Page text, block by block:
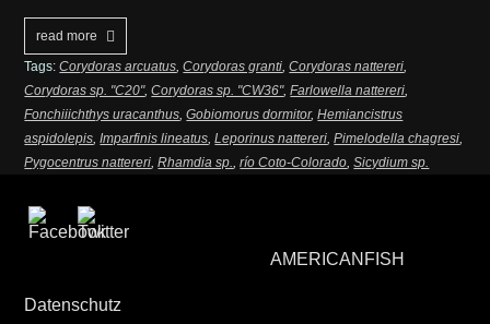
read more
Tags:Corydoras arcuatus,Corydoras granti,Corydoras nattereri,
Corydoras sp. "C20",Corydoras sp. "CW36",Farlowella nattereri,
Fonchiiichthys uracanthus,Gobiomorus dormitor,Hemiancistrus
aspidolepis,Imparfinis lineatus,Leporinus nattereri,Pimelodella chagresi,
Pygocentrus nattereri,Rhamdia sp.,río Coto-Colorado,Sicydium sp.
AMERICANFISH
Datenschutz